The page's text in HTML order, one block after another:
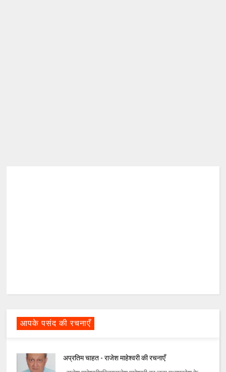
आपके पसंद की रचनाएँ
अप्रतिम चाहत - राजेश माहेश्वरी की रचनाएँ